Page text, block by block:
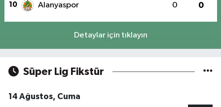
10 Alanyaspor 0 0
Detaylar için tıklayın
Süper Lig Fikstür
14 Ağustos, Cuma